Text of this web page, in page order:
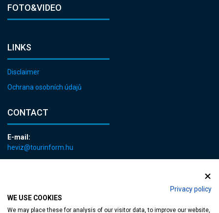
Privacy policy
WE USE COOKIES
We may place these for analysis of our visitor data, to improve our website,
FOTO&VIDEO
LINKS
Disclaimer
Ochrana osobních údajů
CONTACT
E-mail:
heviz@tourinform.hu